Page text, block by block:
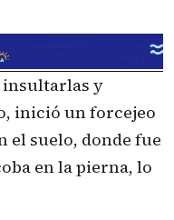
insultarlas y
inició un forcejeo
el suelo, donde fue
en la pierna, lo